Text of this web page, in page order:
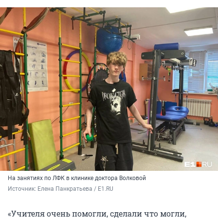
На занятиях по ЛФК в клинике доктора Волковой
Источник: Елена Панкратьева / E1.RU
«Учителя очень помогли, сделали что могли,